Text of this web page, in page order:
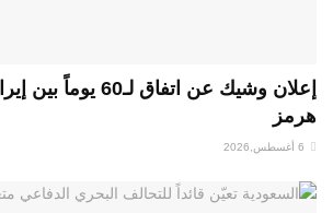
إعلان وشيك عن اتفاق
هرمز